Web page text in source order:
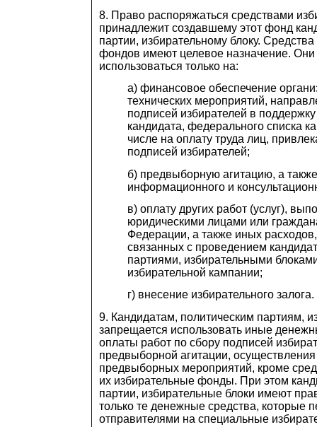
8. Право распоряжаться средствами
принадлежит создавшему этот фонд
партии, избирательному блоку.
фондов имеют целевое назначение. Они
использоваться только на:
а) финансовое обеспечение
технических мероприятий,
подписей избирателей в
кандидата, федерального списка
числе на оплату труда лиц,
подписей избирателей;
б) предвыборную агитацию, а
информационного и
в) оплату других работ (услуг),
юридическими лицами или
Федерации, а также иных
связанных с проведением
партиями, избирательными
избирательной кампании;
г) внесение избирательного залога.
9. Кандидатам, политическим партиям,
запрещается использовать иные
оплаты работ по сбору подписей
предвыборной агитации, осуществления
предвыборных мероприятий, кроме
их избирательные фонды. При этом
партии, избирательные блоки имеют
только те денежные средства, которые
отправителями на специальные